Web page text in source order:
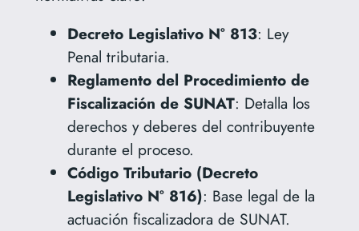
Decreto Legislativo N° 813: Ley
Penal tributaria.
Reglamento del Procedimiento de
Fiscalización de SUNAT: Detalla los
derechos y deberes del contribuyente
durante el proceso.
Código Tributario (Decreto
Legislativo N° 816): Base legal de la
actuación fiscalizadora de SUNAT.